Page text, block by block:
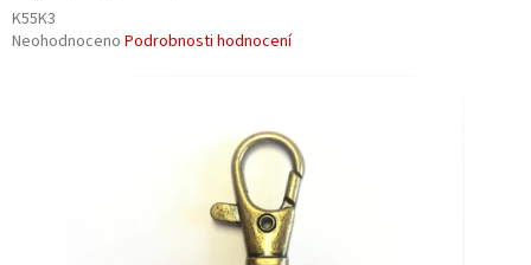
K55K3
Průměrné
Neohodnoceno Podrobnosti hodnocení